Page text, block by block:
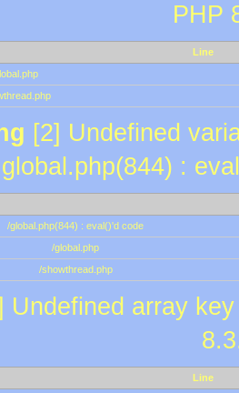
PHP
Line
[2] Undefined
global.php(844) :
/global.php(844) : eval()'d code
/global.php
/showthread.php
Undefined array
Line